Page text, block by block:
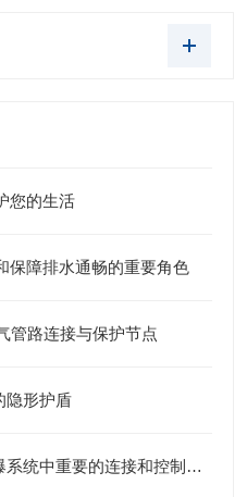
您的生活
保障排水通畅的重要角色
管路连接与保护节点
隐形护盾
铸铁铸钢防爆管件是工业防爆系统中重要的连接和控制元件